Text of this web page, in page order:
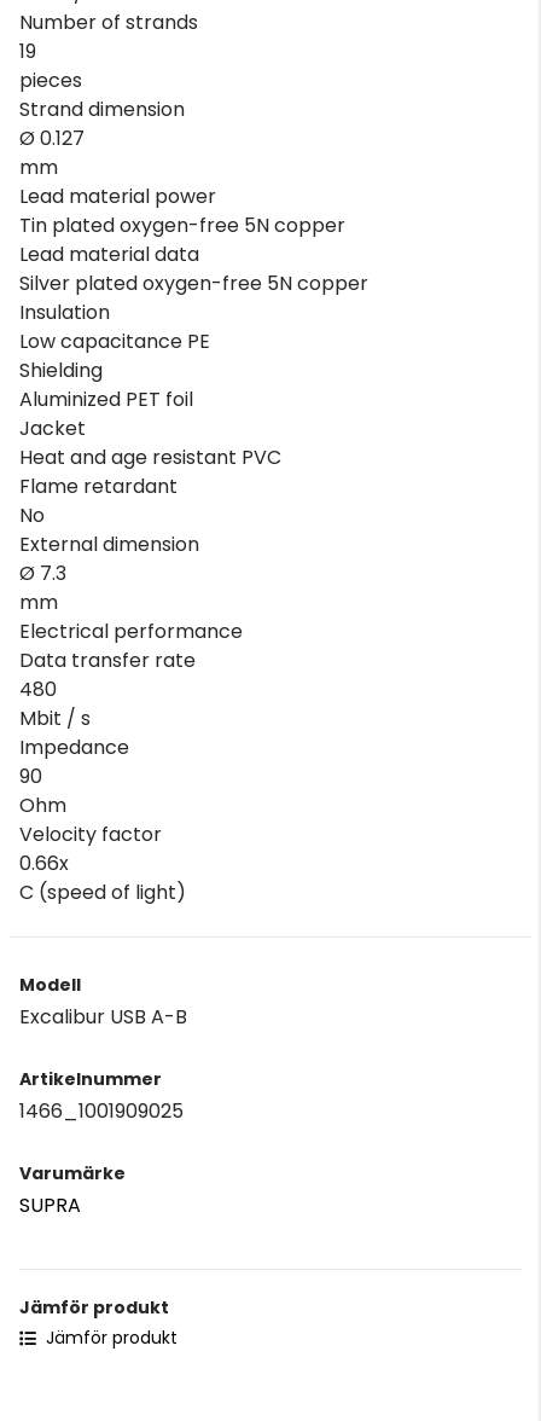
Number of strands
19
pieces
Strand dimension
Ø 0.127
mm
Lead material power
Tin plated oxygen-free 5N copper
Lead material data
Silver plated oxygen-free 5N copper
Insulation
Low capacitance PE
Shielding
Aluminized PET foil
Jacket
Heat and age resistant PVC
Flame retardant
No
External dimension
Ø 7.3
mm
Electrical performance
Data transfer rate
480
Mbit / s
Impedance
90
Ohm
Velocity factor
0.66x
C (speed of light)
Modell
Excalibur USB A-B
Artikelnummer
1466_1001909025
Varumärke
SUPRA
Jämför produkt
Jämför produkt